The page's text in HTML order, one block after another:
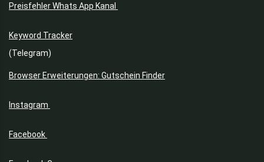
Smarthome
Socken & Strümpfe
Softshelljacken
Soundbar
Spülmaschinen
Preisfehler Whats App Kanal
Keyword Tracker
(Telegram)
Browser Erweiterungen: Gutschein Finder
Instagram
Facebook